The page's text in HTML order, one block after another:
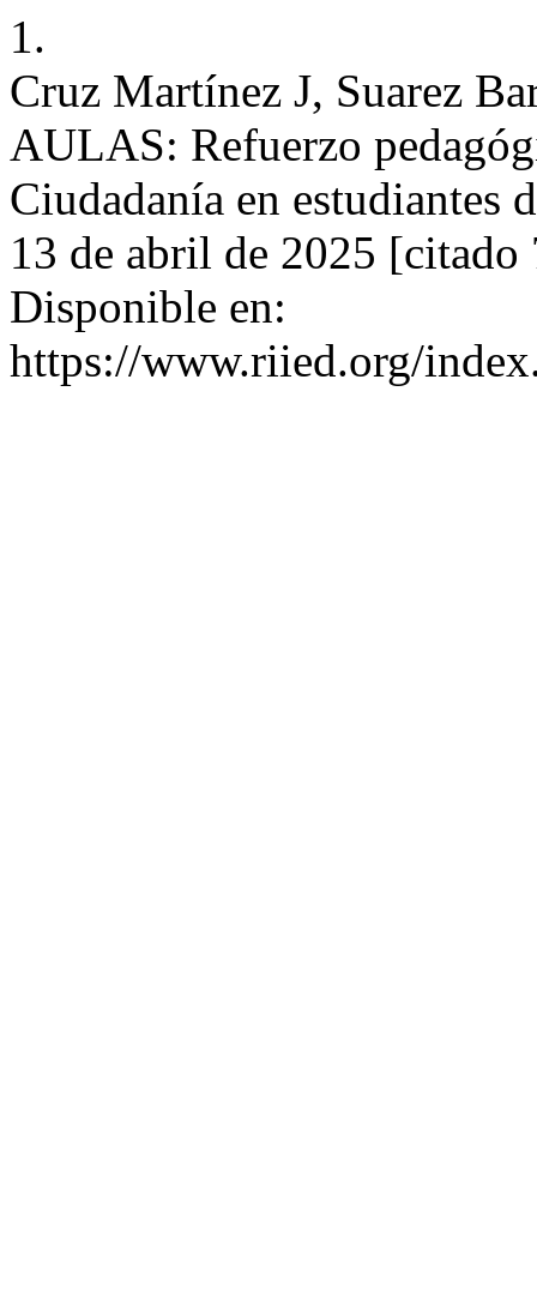
1.
Cruz Martínez J, Suarez
AULAS: Refuerzo
Ciudadanía en
13 de abril de 2025
Disponible en:
https://www.riied.org/